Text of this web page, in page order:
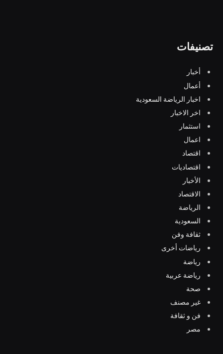
تصنيفات
أخبار
أعمال
اخبار الرياضة السعودية
اخر الاخبار
استثمار
اعمال
اقتصاد
اقتصاديات
الأخبار
الاقتصاد
الرياضة
السعودية
ثقافة وفن
رياضات أخرى
رياضة
رياضة عربية
صحة
غير مصنف
فن و ثقافة
مصر